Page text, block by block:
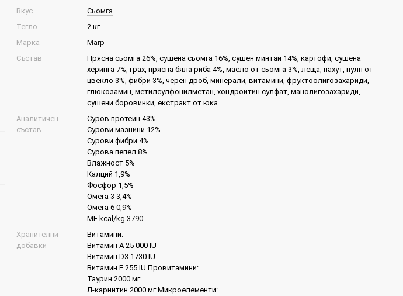
Вкус
Сьомга
Тегло
2 кг
Марка
Marp
Състав
Прясна сьомга 26%, сушена сьомга 16%, сушен минтай 14%, картофи, сушена
херинга 7%, грах, прясна бяла риба 4%, масло от сьомга 3%, леща, нахут, пулп от
цвекло 3%, фибри 3%, черен дроб, минерали, витамини, фруктоолигозахариди,
глюкозамин, метилсулфонилметан, хондроитин сулфат, манолигозахариди,
сушени боровинки, екстракт от юка.
Аналитичен
състав
Суров протеин 43%
Сурови мазнини 12%
Сурови фибри 4%
Сурова пепел 8%
Влажност 5%
Калций 1,9%
Фосфор 1,5%
Омега 3 3,4%
Омега 6 0,9%
ME kcal/kg 3790
Хранителни
добавки
Витамини:
Витамин А 25 000 IU
Витамин D3 1730 IU
Витамин Е 255 IU Провитамини:
Таурин 2000 мг
Л-карнитин 2000 мг Микроелементи: